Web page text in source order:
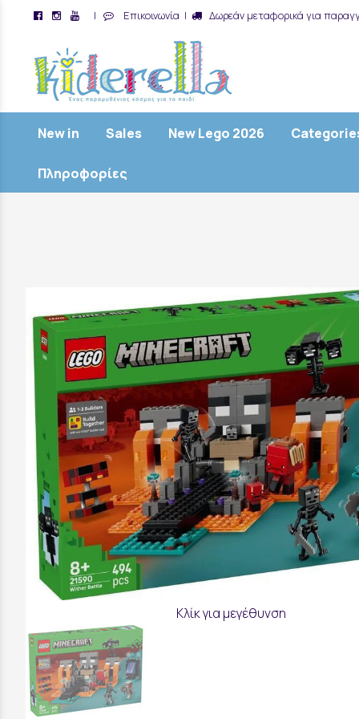
| Επικοινωνία | Δωρεάν μεταφορικά για
New in Sales New Lego 2026
Πληροφορίες
Κλίκ για μεγέθυνση